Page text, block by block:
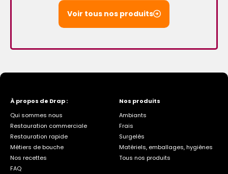
Voir tous nos produits
À propos de Drap :
Qui sommes nous
Restauration commerciale
Restauration rapide
Métiers de bouche
Nos recettes
FAQ
Nos produits
Ambiants
Frais
Surgelés
Matériels, emballages, hygiènes
Tous nos produits